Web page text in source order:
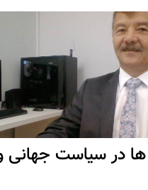
در سیاست جهانی